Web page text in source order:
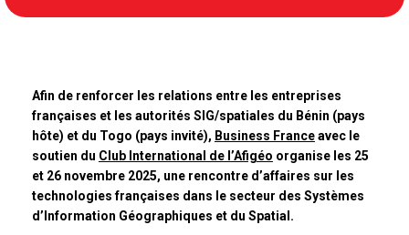
Afin de renforcer les relations entre les entreprises
françaises et les autorités SIG/spatiales du Bénin (pays
hôte) et du Togo (pays invité), Business Franceavec le
soutien du Club International de l’Afigéo organise les 25
et 26 novembre 2025, une rencontre d’affaires sur les
technologies françaises dans le secteur des Systèmes
d’Information Géographiques et du Spatial.